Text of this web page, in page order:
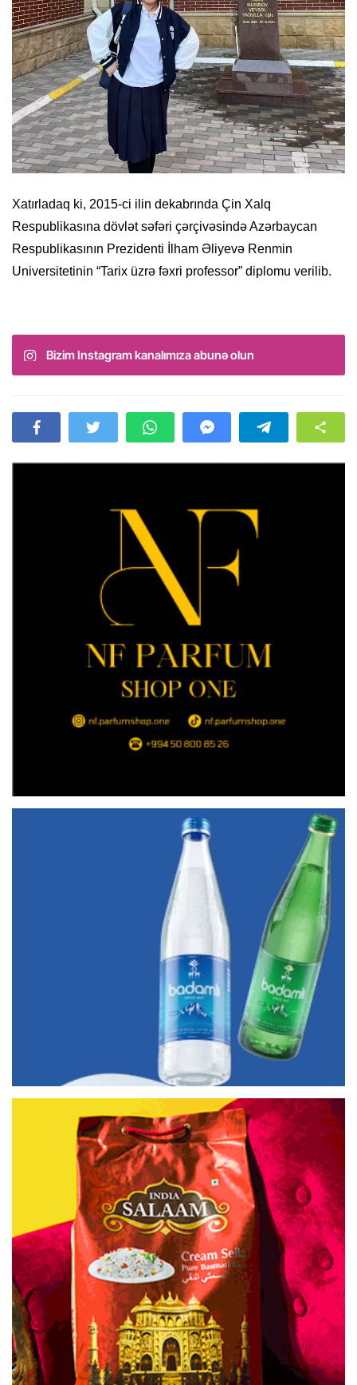
Xatırladaq ki, 2015-ci ilin dekabrında Çin Xalq
Respublikasına dövlət səfəri çərçivəsində Azərbaycan
Respublikasının Prezidenti İlham Əliyevə Renmin
Universitetinin “Tarix üzrə fəxri professor” diplomu verilib.
Bizim Instagram kanalımıza abunə olun